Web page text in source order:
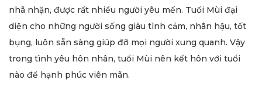
nhã nhặn, được rất nhiều người yêu mến. Tuổi Mùi đại
diện cho những người sống giàu tình cảm, nhân hậu, tốt
bụng, luôn sẵn sàng giúp đỡ mọi người xung quanh. Vậy
trong tình yêu hôn nhân, tuổi Mùi nên kết hôn với tuổi
nào để hạnh phúc viên mãn.